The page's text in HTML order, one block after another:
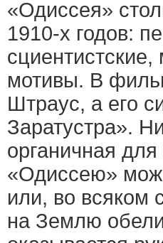
«Одиссея»
1910-х годов:
мотивы. В
Штраус, а его
Заратустра».
органичная
«Одиссею»
или, во всяком
на Землю